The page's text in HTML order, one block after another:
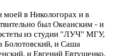
в Никологорах и в
был Океанским - и
из студии "ЛУЧ" МГУ,
и Саша
и Евгений Евтушенко,